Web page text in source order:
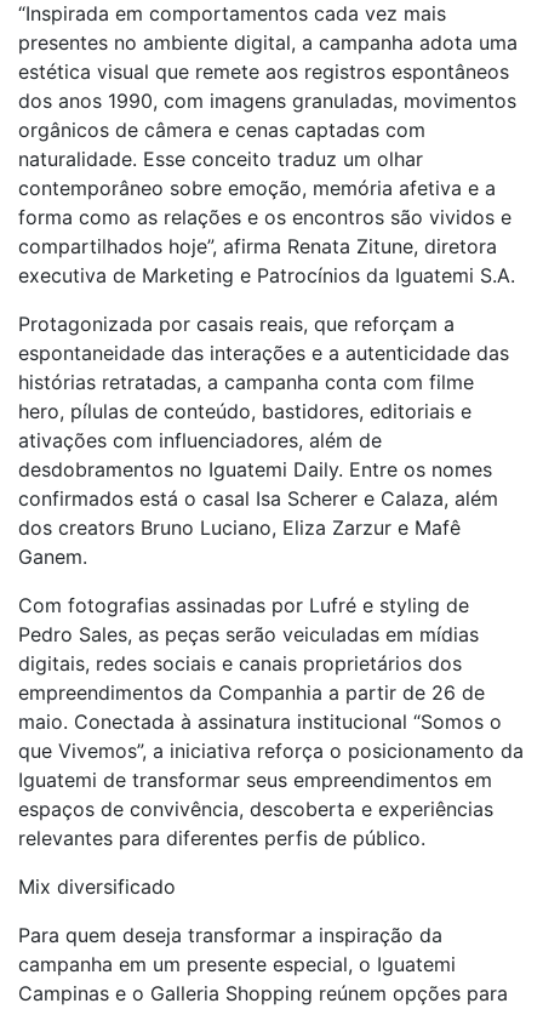
“Inspirada em comportamentos cada vez mais
presentes no ambiente digital, a campanha adota uma
estética visual que remete aos registros espontâneos
dos anos 1990, com imagens granuladas, movimentos
orgânicos de câmera e cenas captadas com
naturalidade. Esse conceito traduz um olhar
contemporâneo sobre emoção, memória afetiva e a
forma como as relações e os encontros são vividos e
compartilhados hoje”, afirma Renata Zitune, diretora
executiva de Marketing e Patrocínios da Iguatemi S.A.
Protagonizada por casais reais, que reforçam a
espontaneidade das interações e a autenticidade das
histórias retratadas, a campanha conta com filme
hero, pílulas de conteúdo, bastidores, editoriais e
ativações com influenciadores, além de
desdobramentos no Iguatemi Daily. Entre os nomes
confirmados está o casal Isa Scherer e Calaza, além
dos creators Bruno Luciano, Eliza Zarzur e Mafê
Ganem.
Com fotografias assinadas por Lufré e styling de
Pedro Sales, as peças serão veiculadas em mídias
digitais, redes sociais e canais proprietários dos
empreendimentos da Companhia a partir de 26 de
maio. Conectada à assinatura institucional “Somos o
que Vivemos”, a iniciativa reforça o posicionamento da
Iguatemi de transformar seus empreendimentos em
espaços de convivência, descoberta e experiências
relevantes para diferentes perfis de público.
Mix diversificado
Para quem deseja transformar a inspiração da
campanha em um presente especial, o Iguatemi
Campinas e o Galleria Shopping reúnem opções para